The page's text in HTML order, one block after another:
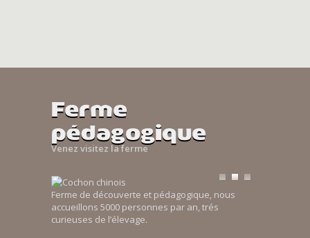
Ferme
pédagogique
Venez visitez la ferme
Ferme de découverte et pédagogique, nous
accueillons 5000 personnes par an, trés
curieuses de l’élevage.